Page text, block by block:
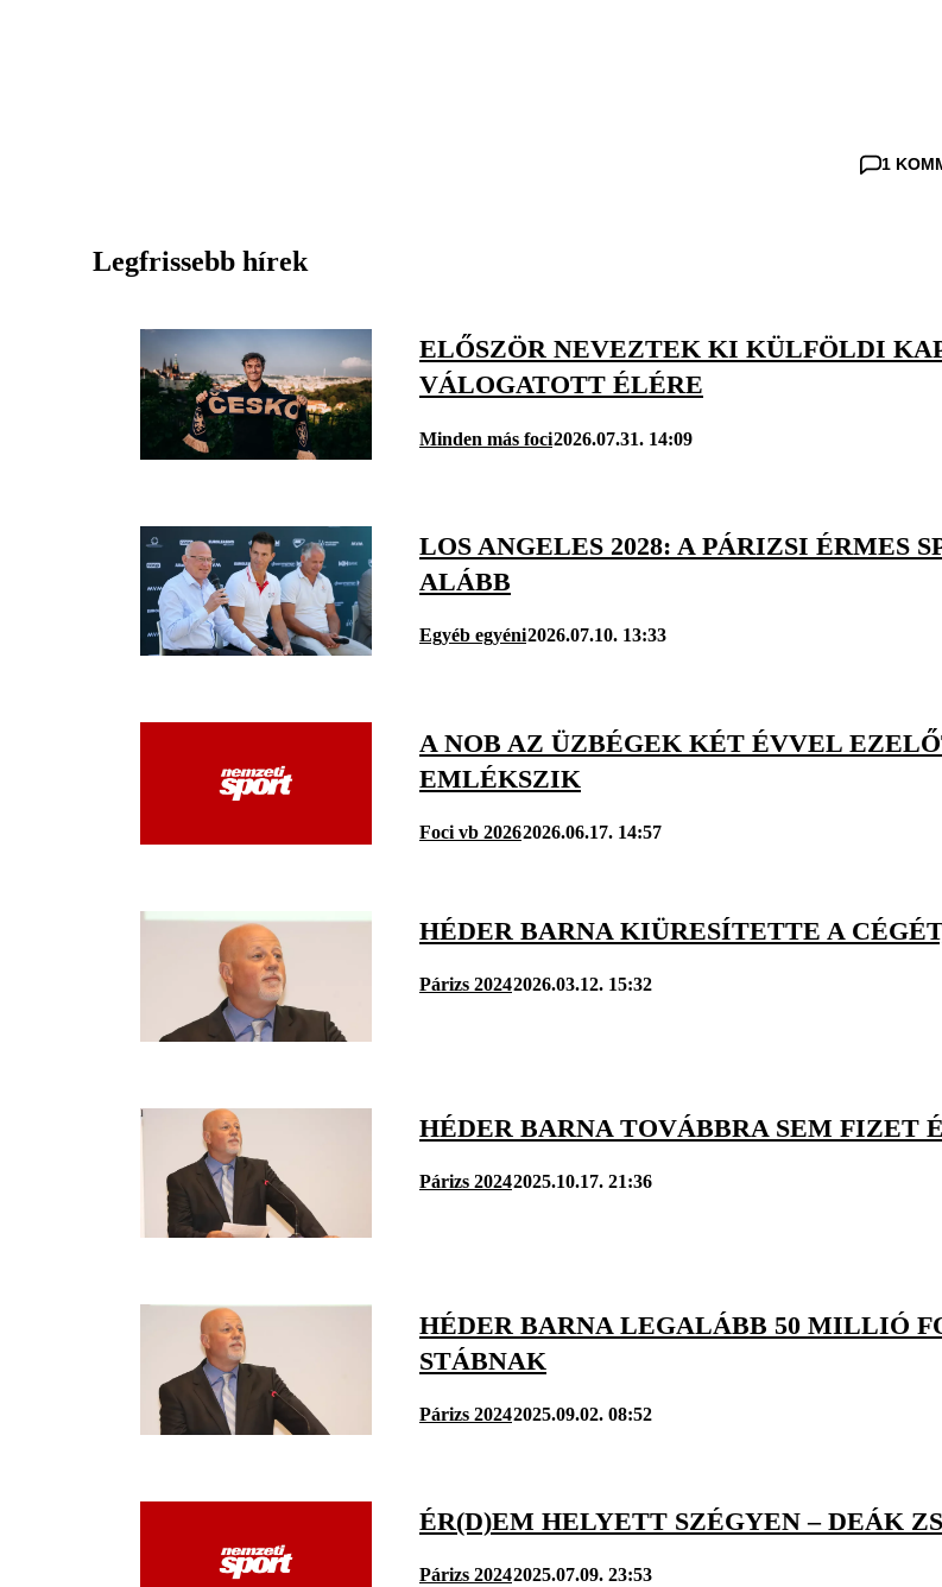
1
Legfrissebb hírek
ELŐSZÖR NEVEZTEK KI KÜLFÖLDI
VÁLOGATOTT ÉLÉRE
Minden más foci2026.07.31. 14:09
LOS ANGELES 2028: A PÁRIZSI ÉRMES
ALÁBB
Egyéb egyéni2026.07.10. 13:33
A NOB AZ ÜZBÉGEK KÉT ÉVVEL
EMLÉKSZIK
Foci vb 20262026.06.17. 14:57
HÉDER BARNA KIÜRESÍTETTE A
Párizs 20242026.03.12. 15:32
HÉDER BARNA TOVÁBBRA SEM FIZET
Párizs 20242025.10.17. 21:36
HÉDER BARNA LEGALÁBB 50 MILLIÓ
STÁBNAK
Párizs 20242025.09.02. 08:52
ÉR(D)EM HELYETT SZÉGYEN – DEÁK
Párizs 20242025.07.09. 23:53